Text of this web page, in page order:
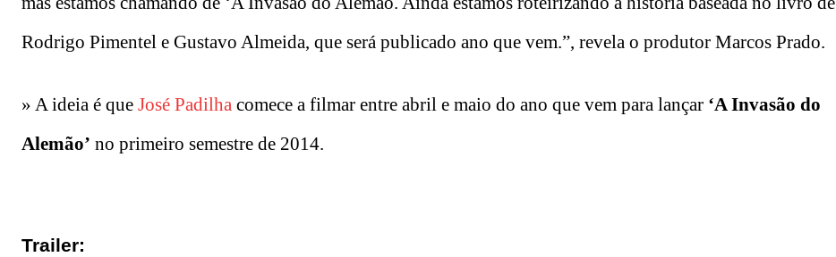
Rodrigo Pimentel e Gustavo Almeida, que será publicado ano que vem.”, revela o produtor Marcos Prado.
» A ideia é que José Padilha comece a filmar entre abril e maio do ano que vem para lançar ‘A Invasão do
Alemão’ no primeiro semestre de 2014.
Trailer: